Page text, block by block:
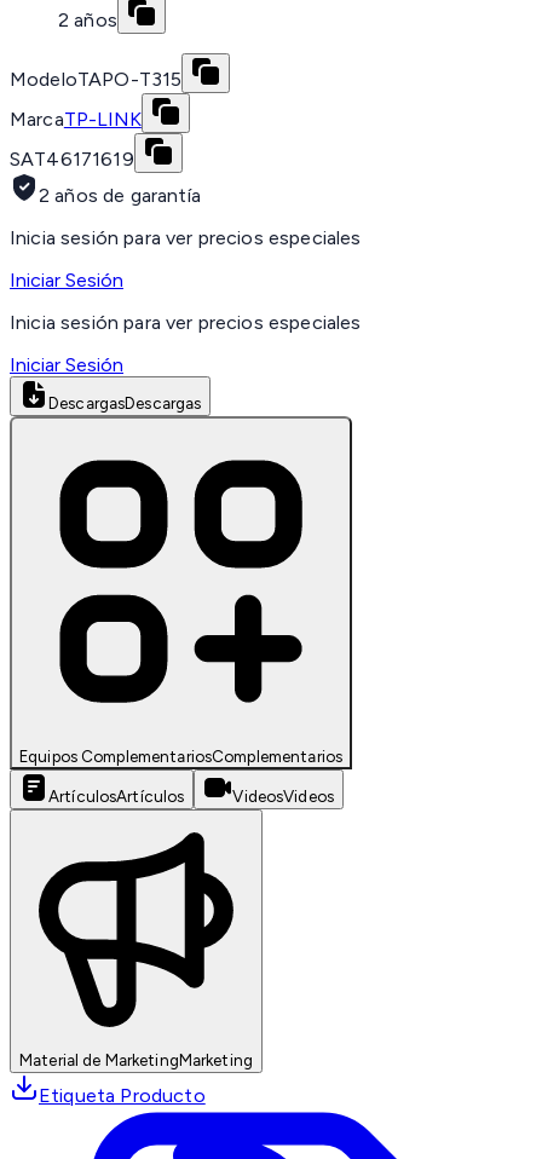
2 años
ModeloTAPO-T315
MarcaTP-LINK
SAT46171619
2 años de garantía
Inicia sesión para ver precios especiales
Iniciar Sesión
Inicia sesión para ver precios especiales
Iniciar Sesión
DescargasDescargas
Equipos ComplementariosComplementarios
ArtículosArtículos VideosVideos
Material de MarketingMarketing
Etiqueta Producto